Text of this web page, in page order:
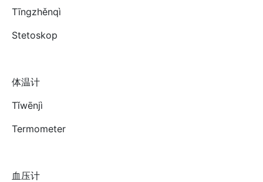
Tīngzhěnqì
Stetoskop
体温计
Tǐwēnjì
Termometer
血压计